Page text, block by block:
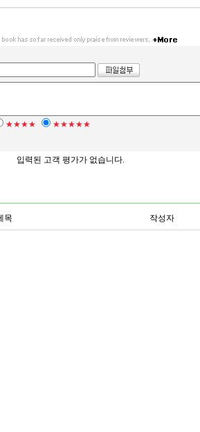
★★★★ ★★★★★
입력된 고객 평가가 없습니다.
목 작성자